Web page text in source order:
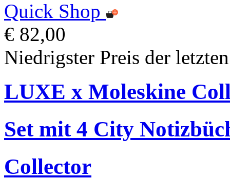
Quick Shop
€ 82,00
Niedrigster Preis der
LUXE x Moleskine
Set mit 4 City
Collector